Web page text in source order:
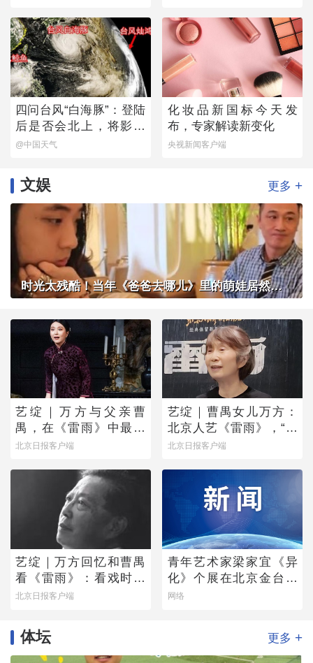
四问台风“白海豚”：登陆
后是否会北上，将影响
哪些地方？
@中国天气
化妆品新国标今天发
布，专家解读新变化
央视新闻客户端
文娱 更多 +
时光太残酷！当年《爸爸去哪儿》里的萌娃居然长成了这样？
艺绽｜万方与父亲曹
禺，在《雷雨》中最爱
蘩漪
北京日报客户端
艺绽｜曹禺女儿万方：
北京人艺《雷雨》，“是
它原生的样子”
北京日报客户端
艺绽｜万方回忆和曹禺
看《雷雨》：看戏时吓
哭，被父亲“抄”出剧场
北京日报客户端
青年艺术家梁家宜《异
化》个展在北京金台艺
术馆启幕：以先锋艺术
网络
体坛 更多 +